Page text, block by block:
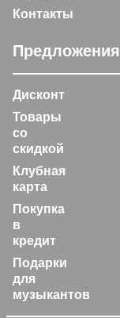
Контакты
Предложения
Дисконт
Товары
со
скидкой
Клубная
карта
Покупка
в
кредит
Подарки
для
музыкантов